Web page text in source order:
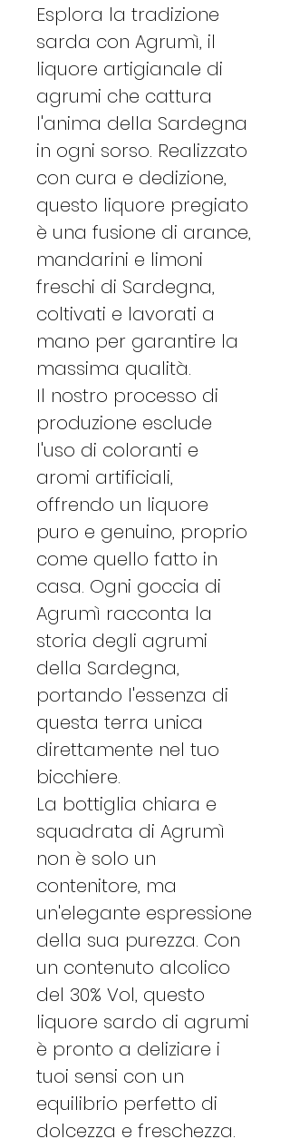
Esplora la tradizione
sarda con Agrumì, il
liquore artigianale di
agrumi che cattura
l'anima della Sardegna
in ogni sorso. Realizzato
con cura e dedizione,
questo liquore pregiato
è una fusione di arance,
mandarini e limoni
freschi di Sardegna,
coltivati e lavorati a
mano per garantire la
massima qualità.
Il nostro processo di
produzione esclude
l'uso di coloranti e
aromi artificiali,
offrendo un liquore
puro e genuino, proprio
come quello fatto in
casa. Ogni goccia di
Agrumì racconta la
storia degli agrumi
della Sardegna,
portando l'essenza di
questa terra unica
direttamente nel tuo
bicchiere.
La bottiglia chiara e
squadrata di Agrumì
non è solo un
contenitore, ma
un'elegante espressione
della sua purezza. Con
un contenuto alcolico
del 30% Vol, questo
liquore sardo di agrumi
è pronto a deliziare i
tuoi sensi con un
equilibrio perfetto di
dolcezza e freschezza.